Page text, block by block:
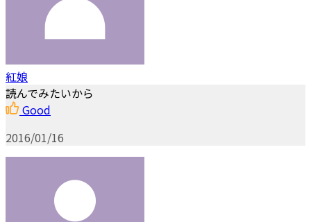
紅娘
読んでみたいから
Good
2016/01/16